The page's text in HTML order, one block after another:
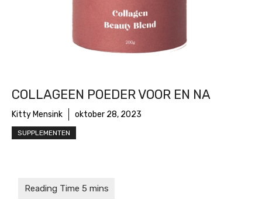
COLLAGEEN POEDER VOOR EN NA
Kitty Mensink oktober 28, 2023
SUPPLEMENTEN